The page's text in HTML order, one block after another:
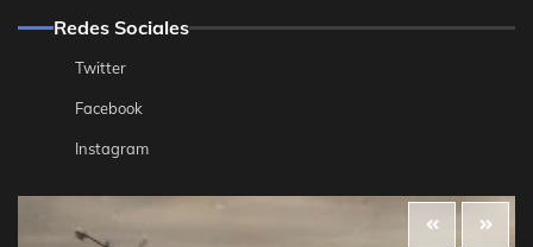
Redes Sociales
Twitter
Facebook
Instagram